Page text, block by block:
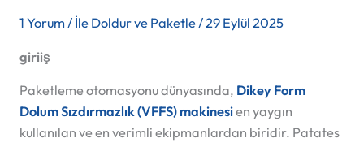
1 Yorum/ İle Doldur ve Paketle/29 Eylül 2025
giriiş
Paketleme otomasyonu dünyasında, Dikey Form
Dolum Sızdırmazlık (VFFS) makinesien yaygın
kullanılan ve en verimli ekipmanlardan biridir. Patates